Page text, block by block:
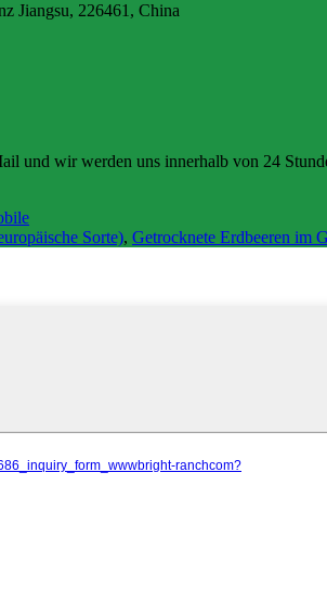
Jiangsu, 226461, China
und wir werden uns innerhalb von 24
Sorte), Getrocknete Erdbeeren im